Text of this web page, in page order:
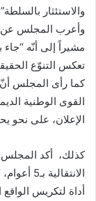
والاستئثار
وأعرب المجلس عن
مشيراً إلى أنّه “جاء
تعكس التنوّع
كما رأى المجلس
القوى الوطنية
الإعلان، على نحو
كذلك، أكد المجلس
أداة لتكريس